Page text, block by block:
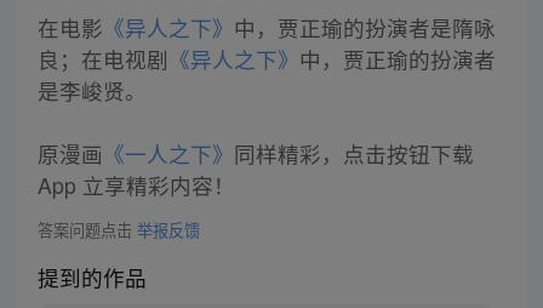
在电影 《异人之下》 中，贾正瑜的扮演者是隋咏
良；在电视剧 《异人之下》 中，贾正瑜的扮演者
是李峻贤。
原漫画 《一人之下》 同样精彩，点击按钮下载
App 立享精彩内容！
答案问题点击 举报反馈
提到的作品